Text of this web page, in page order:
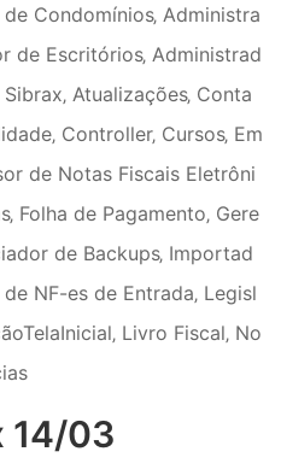
de Condomínios‚ Administra
de Escritórios‚ Administrad
Sibrax‚ Atualizações‚ Conta
‚ Controller‚ Cursos‚ Em
de Notas Fiscais Eletrôni
‚ Folha de Pagamento‚ Gere
de Backups‚ Importad
de NF-es de Entrada‚ Legisl
‚ Livro Fiscal‚ No
14/03